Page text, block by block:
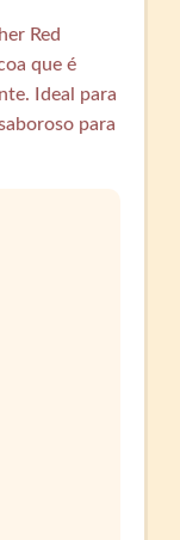
Red
que é
Ideal para
para